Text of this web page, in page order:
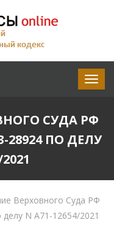
СУДА РФ
28924 ПО ДЕЛУ
Верховного Суда РФ
N А71-12654/2021